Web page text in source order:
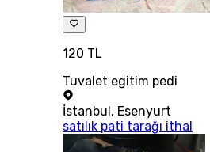
120 TL
Tuvalet egitim pedi
İstanbul, Esenyurt
satılık pati tarağı ithal